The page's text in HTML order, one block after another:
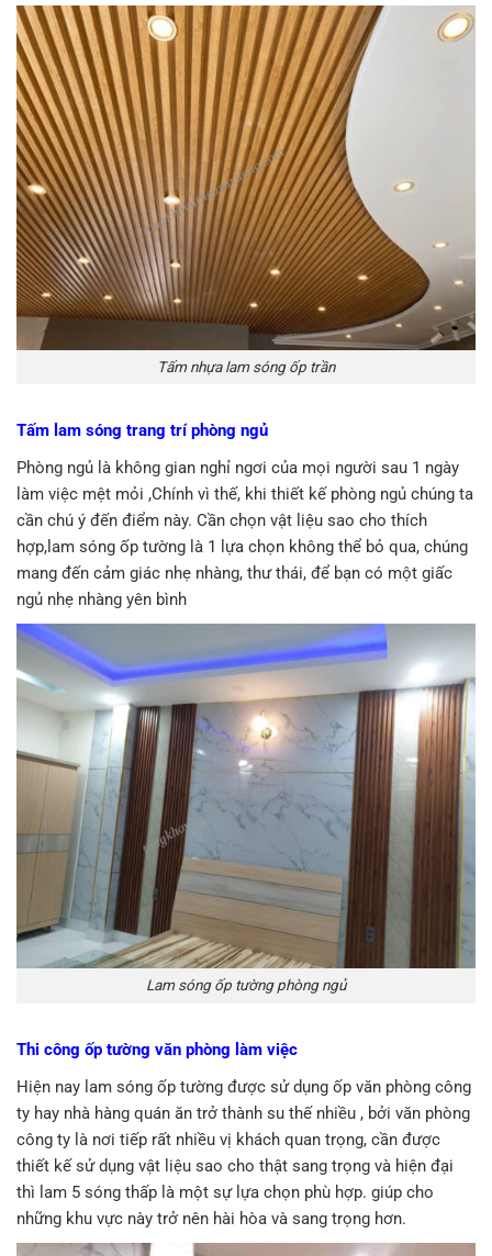
Tấm nhựa lam sóng ốp trần
Tấm lam sóng trang trí phòng ngủ
Phòng ngủ là không gian nghỉ ngơi của mọi người sau 1 ngày
làm việc mệt mỏi ,Chính vì thế, khi thiết kế phòng ngủ chúng ta
cần chú ý đến điểm này. Cần chọn vật liệu sao cho thích
hợp,lam sóng ốp tường là 1 lựa chọn không thể bỏ qua, chúng
mang đến cảm giác nhẹ nhàng, thư thái, để bạn có một giấc
ngủ nhẹ nhàng yên bình
Lam sóng ốp tường phòng ngủ
Thi công ốp tường văn phòng làm việc
Hiện nay lam sóng ốp tường được sử dụng ốp văn phòng công
ty hay nhà hàng quán ăn trở thành su thế nhiều , bởi văn phòng
công ty là nơi tiếp rất nhiều vị khách quan trọng, cần được
thiết kế sử dụng vật liệu sao cho thật sang trọng và hiện đại
thì lam 5 sóng thấp là một sự lựa chọn phù hợp. giúp cho
những khu vực này trở nên hài hòa và sang trọng hơn.